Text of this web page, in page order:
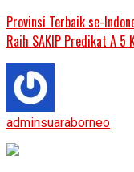
Provinsi Terbaik se-
Raih SAKIP Predikat A
adminsuaraborneo